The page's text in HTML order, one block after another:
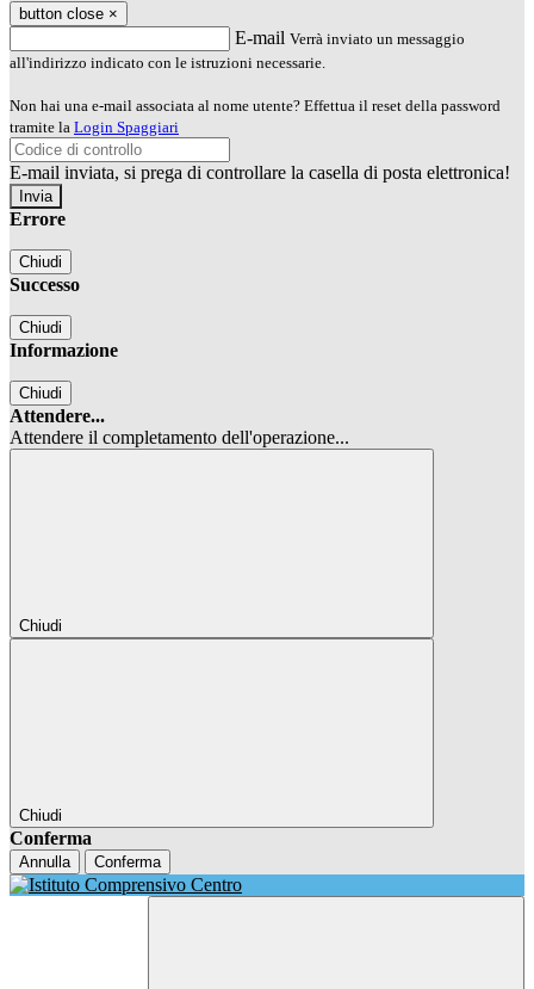
button close ×
E-mail Verrà inviato un messaggio
all'indirizzo indicato con le istruzioni necessarie.
Non hai una e-mail associata al nome utente? Effettua il reset della password
tramite la Login Spaggiari
E-mail inviata, si prega di controllare la casella di posta elettronica!
Errore
Chiudi
Successo
Chiudi
Informazione
Chiudi
Attendere...
Attendere il completamento dell'operazione...
Chiudi
Chiudi
Conferma
Annulla Conferma